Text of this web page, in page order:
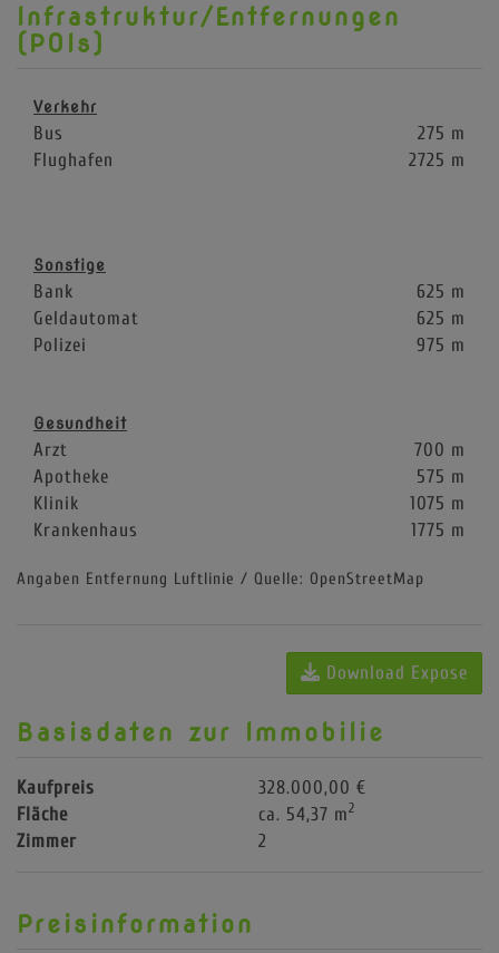
Infrastruktur/Entfernungen
(POIs)
Verkehr
Bus
275 m
Flughafen
2725 m
Sonstige
Bank
625 m
Geldautomat
625 m
Polizei
975 m
Gesundheit
Arzt
700 m
Apotheke
575 m
Klinik
1075 m
Krankenhaus
1775 m
Angaben Entfernung Luftlinie / Quelle: OpenStreetMap
Download Expose
Basisdaten zur Immobilie
Kaufpreis
328.000,00 €
Fläche
ca. 54,37 m2
Zimmer 2
Preisinformation